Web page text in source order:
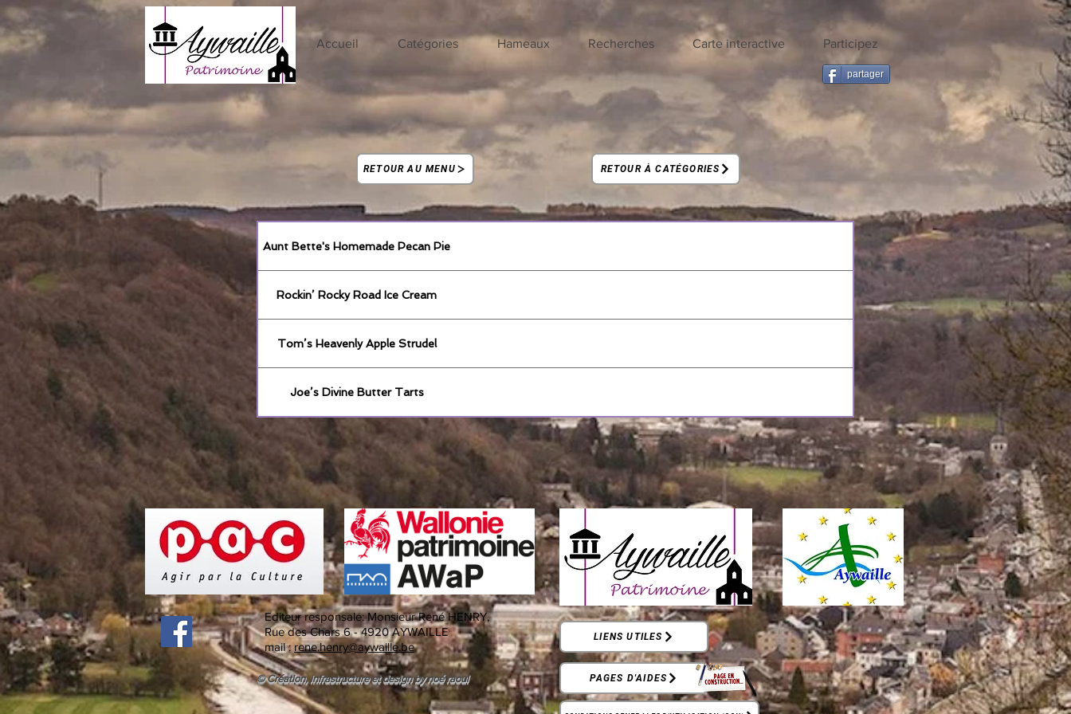
Accueil Catégories Hameaux Recherches Carte interactive Participez
partager
RETOUR AU MENU RETOUR À CATÉGORIES
Aunt Bette's Homemade Pecan Pie
Rockin’ Rocky Road Ice Cream
Tom’s Heavenly Apple Strudel
Joe’s Divine Butter Tarts
Editeur responsale:Monsieur René HENRY,
Rue des Chars 6 -4920 AYWAILLE
mail : rene.henry@aywaille.be
© Création, infrastructure et design by noé raoul
LIENS UTILES
PAGES D'AIDES